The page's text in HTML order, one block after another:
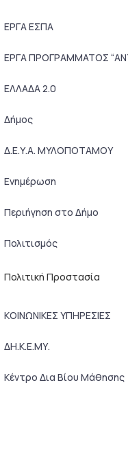
ΕΡΓΑ ΕΣΠΑ
ΕΡΓΑ ΠΡΟΓΡΑΜΜΑΤΟΣ
ΕΛΛΑΔΑ 2.0
Δήμος
Δ.Ε.Υ.Α. ΜΥΛΟΠΟΤΑΜΟΥ
Ενημέρωση
Περιήγηση στο Δήμο
Πολιτισμός
Πολιτική Προστασία
ΚΟΙΝΩΝΙΚΕΣ ΥΠΗΡΕΣΙΕΣ
ΔΗ.Κ.Ε.ΜΥ.
Κέντρο Δια Βίου Μάθησης